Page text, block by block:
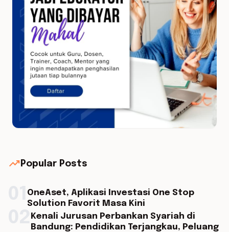
trending_up Popular Posts
OneAset, Aplikasi Investasi One Stop
Solution Favorit Masa Kini
Kenali Jurusan Perbankan Syariah di
Bandung: Pendidikan Terjangkau, Peluang